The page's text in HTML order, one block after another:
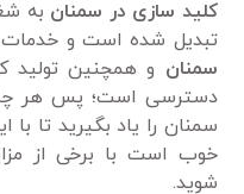
کلید سازی در سمنان به
تبدیل شده است و خدمات
سمنان و همچنین تولید
دسترسی است؛ پس هر
سمنان را یاد بگیرید تا با
خوب است با برخی از
شوید.